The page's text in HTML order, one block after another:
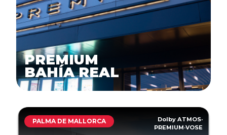
PREMIUM
BAHÍA REAL
PALMA DE MALLORCA Dolby ATMOS·
PREMIUM·VOSE